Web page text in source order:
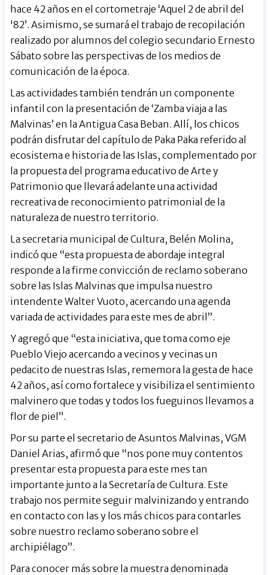
hace 42 años en el cortometraje ‘Aquel 2 de abril del
'82’. Asimismo, se sumará el trabajo de recopilación
realizado por alumnos del colegio secundario Ernesto
Sábato sobre las perspectivas de los medios de
comunicación de la época.
Las actividades también tendrán un componente
infantil con la presentación de ‘Zamba viaja a las
Malvinas’ en la Antigua Casa Beban. Allí, los chicos
podrán disfrutar del capítulo de Paka Paka referido al
ecosistema e historia de las Islas, complementado por
la propuesta del programa educativo de Arte y
Patrimonio que llevará adelante una actividad
recreativa de reconocimiento patrimonial de la
naturaleza de nuestro territorio.
La secretaria municipal de Cultura, Belén Molina,
indicó que “esta propuesta de abordaje integral
responde a la firme convicción de reclamo soberano
sobre las Islas Malvinas que impulsa nuestro
intendente Walter Vuoto, acercando una agenda
variada de actividades para este mes de abril”.
Y agregó que “esta iniciativa, que toma como eje
Pueblo Viejo acercando a vecinos y vecinas un
pedacito de nuestras Islas, rememora la gesta de hace
42 años, así como fortalece y visibiliza el sentimiento
malvinero que todas y todos los fueguinos llevamos a
flor de piel”.
Por su parte el secretario de Asuntos Malvinas, VGM
Daniel Arias, afirmó que “nos pone muy contentos
presentar esta propuesta para este mes tan
importante junto a la Secretaría de Cultura. Este
trabajo nos permite seguir malvinizando y entrando
en contacto con las y los más chicos para contarles
sobre nuestro reclamo soberano sobre el
archipiélago”.
Para conocer más sobre la muestra denominada